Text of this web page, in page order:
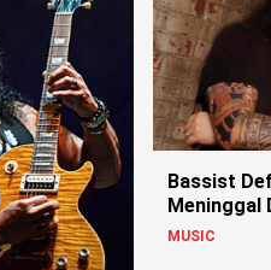
Bassist
Meninggal
MUSIC